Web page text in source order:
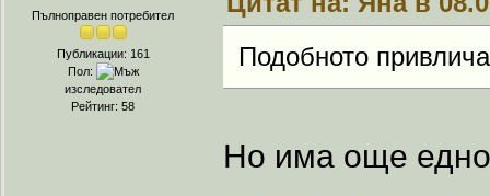
Пълноправен потребител
Публикации: 161
Пол:
изследовател
Рейтинг: 58
Подобното
Но има още